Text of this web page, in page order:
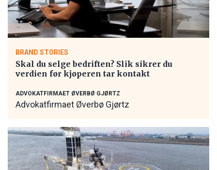
BRAND STORIES
Skal du selge bedriften? Slik sikrer du
verdien før kjøperen tar kontakt
ADVOKATFIRMAET ØVERBØ GJØRTZ
Advokatfirmaet Øverbø Gjørtz